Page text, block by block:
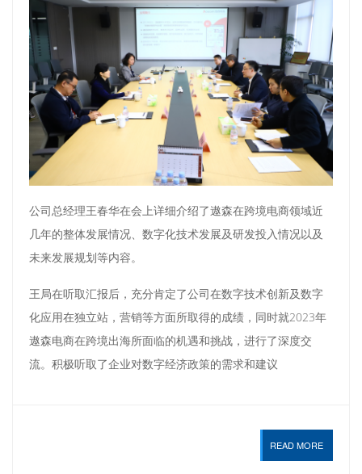
公司总经理王春华在会上详细介绍了遨森在跨境电商领域近
几年的整体发展情况、数字化技术发展及研发投入情况以及
未来发展规划等内容。
王局在听取汇报后，充分肯定了公司在数字技术创新及数字
化应用在独立站，营销等方面所取得的成绩，同时就2023年
遨森电商在跨境出海所面临的机遇和挑战，进行了深度交
流。积极听取了企业对数字经济政策的需求和建议
READ MORE